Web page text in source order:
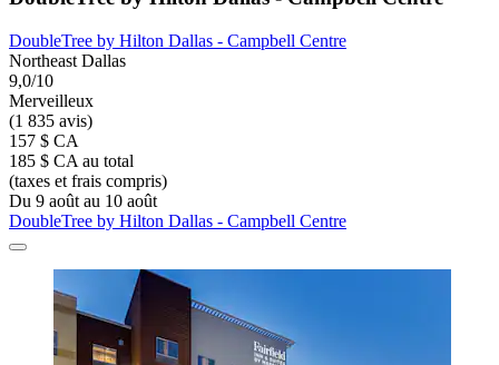
DoubleTree by Hilton Dallas - Campbell Centre
Northeast Dallas
9,0/10
Merveilleux
(1 835 avis)
157 $ CA
185 $ CA au total
(taxes et frais compris)
Du 9 août au 10 août
DoubleTree by Hilton Dallas - Campbell Centre